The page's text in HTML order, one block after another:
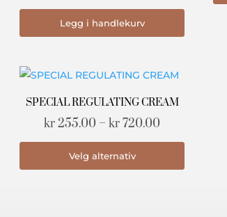
Legg i handlekurv
SPECIAL REGULATING CREAM
kr255.00 – kr720.00Prisområde:
kr 255.00
Velg alternativ
Dette